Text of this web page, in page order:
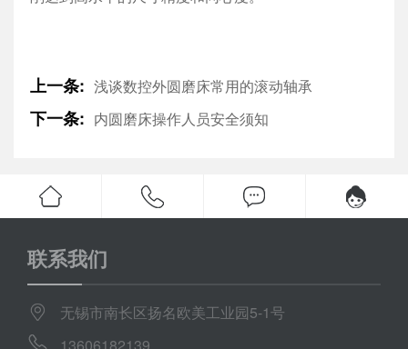
上一条: 浅谈数控外圆磨床常用的滚动轴承
下一条: 内圆磨床操作人员安全须知
联系我们
无锡市南长区扬名欧美工业园5-1号
13606182139